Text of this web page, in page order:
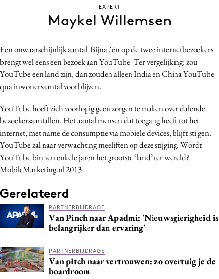
Contentmarketing
Craft
Customer Experience
Design
Digital transformation
Diversiteit
Effectiviteit
Gedragsverandering
Interne communicatie
Martech
Media
PR
Programmatic
Een onwaarschijnlijk aantal! Bijna één op de twee internetbezoekers
brengt wel eens een bezoek aan YouTube. Ter vergelijking: zou
YouTube een land zijn, dan zouden alleen India en China YouTube
qua inwonersaantal voorblijven.
YouTube hoeft zich voorlopig geen zorgen te maken over dalende
bezoekersaantallen. Het aantal mensen dat toegang heeft tot het
internet, met name de consumptie via mobiele devices, blijft stijgen.
YouTube zal naar verwachting meeliften op deze stijging. Wordt
YouTube binnen enkele jaren het grootste ‘land’ ter wereld?
MobileMarketing.nl 2013
Gerelateerd
PARTNERBIJDRAGE
Van Pinch naar Apadmi: 'Nieuwsgierigheid is
belangrijker dan ervaring'
PARTNERBIJDRAGE
Van pitch naar vertrouwen: zo overtuig je de
boardroom
EXPERT
Maykel Willemsen